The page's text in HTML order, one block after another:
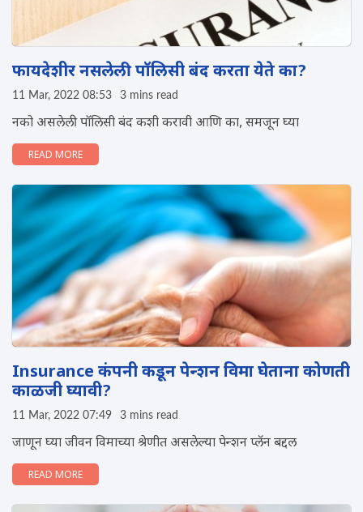
फायदेशीर नसलेली पॉलिसी बंद करता येते का?
11 Mar, 2022 08:53 3 mins read
नको असलेली पॉलिसी बंद कशी करावी आणि का, समजून घ्या
READ MORE
Insurance कंपनी कडून पेन्शन विमा घेताना कोणती
काळजी घ्यावी?
11 Mar, 2022 07:49 3 mins read
जाणून घ्या जीवन विमाच्या श्रेणीत असलेल्या पेन्शन प्लॅन बद्दल
READ MORE